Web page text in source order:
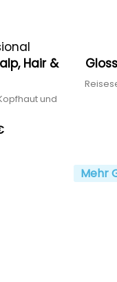
Hair &
und
Mehr